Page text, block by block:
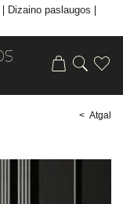
Dizaino paslaugos
< Atgal